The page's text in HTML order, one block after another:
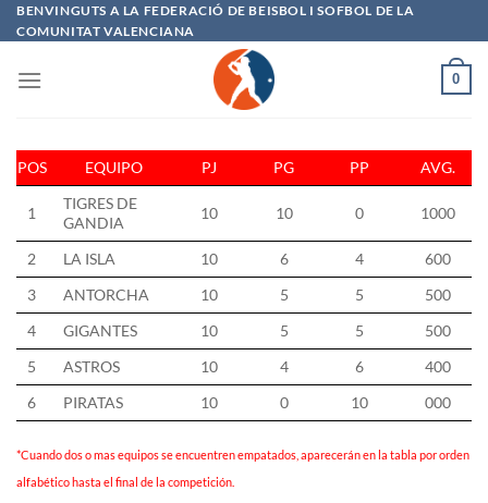
Saltar
al
BENVINGUTS A LA FEDERACIÓ DE BEISBOL I SOFBOL DE LA
COMUNITAT VALENCIANA
0
POS EQUIPO PJ PG PP AVG.
1
TIGRES DE
GANDIA
10 10 0 1000
2 LA ISLA 10 6 4
600
3
ANTORCHA 10 5 5
500
4
GIGANTES 10 5 5
500
5
ASTROS 10 4 6
400
6
PIRATAS 10 0 10 000
*Cuando dos o mas equipos se encuentren empatados, aparecerán en la tabla por orden
alfabético hasta el final de la competición.